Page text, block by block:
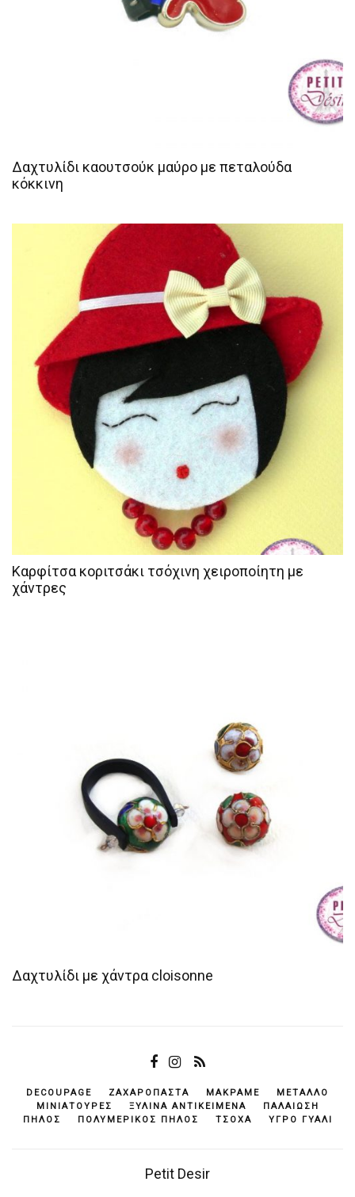
Δαχτυλίδι καουτσούκ μαύρο με πεταλούδα
κόκκινη
Καρφίτσα κοριτσάκι τσόχινη χειροποίητη με
χάντρες
Δαχτυλίδι με χάντρα cloisonne
DECOUPAGE ΖΑΧΑΡΌΠΑΣΤΑ ΜΑΚΡΑΜΈ
ΜΈΤΑΛΛΟ
ΜΙΝΙΑΤΟΎΡΕΣ
ΞΎΛΙΝΑ ΑΝΤΙΚΕΊΜΕΝΆ
ΠΑΛΑΊΩΣΗ
ΠΗΛΌΣ
ΠΟΛΥΜΕΡΙΚΌΣ ΠΗΛΌΣ ΤΣΌΧΑ ΥΓΡΌ ΓΥΑΛΊ
Petit Desir